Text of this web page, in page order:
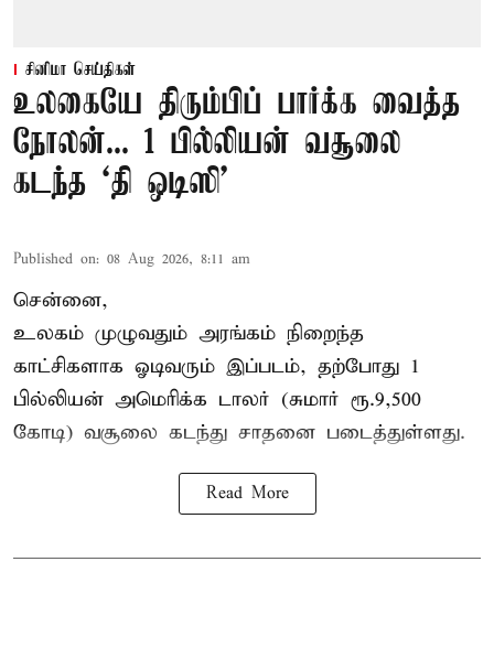
சினிமா செய்திகள்
உலகையே திரும்பிப் பார்க்க வைத்த
நோலன்... 1 பில்லியன் வசூலை
கடந்த ‘தி ஒடிஸி’
Published on: 08 Aug 2026, 8:11 am
சென்னை,
உலகம் முழுவதும் அரங்கம் நிறைந்த
காட்சிகளாக ஓடிவரும் இப்படம், தற்போது 1
பில்லியன் அமெரிக்க டாலர் (சுமார் ரூ.9,500
கோடி) வசூலை கடந்து சாதனை படைத்துள்ளது.
Read More